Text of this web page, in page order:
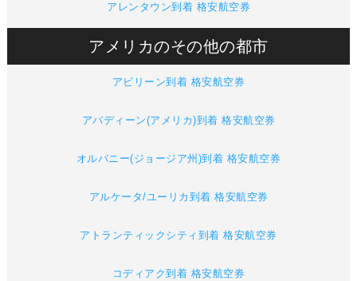
アレンタウン到着 格安航空券
アメリカのその他の都市
アビリーン到着 格安航空券
アバディーン(アメリカ)到着 格安航空券
オルバニー(ジョージア州)到着 格安航空券
アルケータ/ユーリカ到着 格安航空券
アトランティックシティ到着 格安航空券
コディアク到着 格安航空券